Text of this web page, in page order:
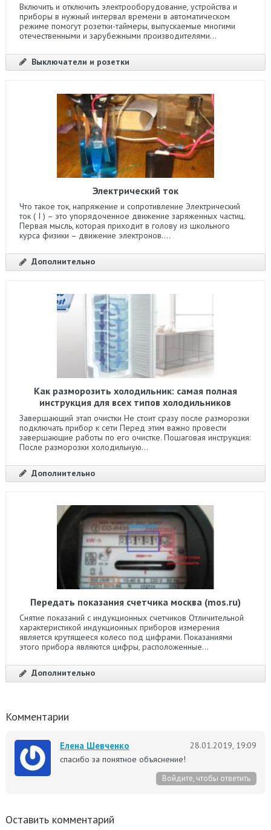
Включить и отключить электрооборудование, устройства и
приборы в нужный интервал времени в автоматическом
режиме помогут розетки-таймеры, выпускаемые многими
отечественными и зарубежными производителями...
Выключатели и розетки
Электрический ток
Что такое ток, напряжение и сопротивление Электрический
ток ( I ) – это упорядоченное движение заряженных частиц.
Первая мысль, которая приходит в голову из школьного
курса физики – движение электронов....
Дополнительно
Как разморозить холодильник: самая полная
инструкция для всех типов холодильников
Завершающий этап очистки Не стоит сразу после разморозки
подключать прибор к сети Перед этим важно провести
завершающие работы по его очистке. Пошаговая инструкция:
После разморозки холодильную...
Дополнительно
Передать показания счетчика москва (mos.ru)
Снятие показаний с индукционных счетчиков Отличительной
характеристикой индукционных приборов измерения
является крутящееся колесо под цифрами. Показаниями
этого прибора являются цифры, расположенные...
Дополнительно
Комментарии
Елена Шевченко
28.01.2019, 19:09
спасибо за понятное объяснение!
Войдите, чтобы ответить
Оставить комментарий